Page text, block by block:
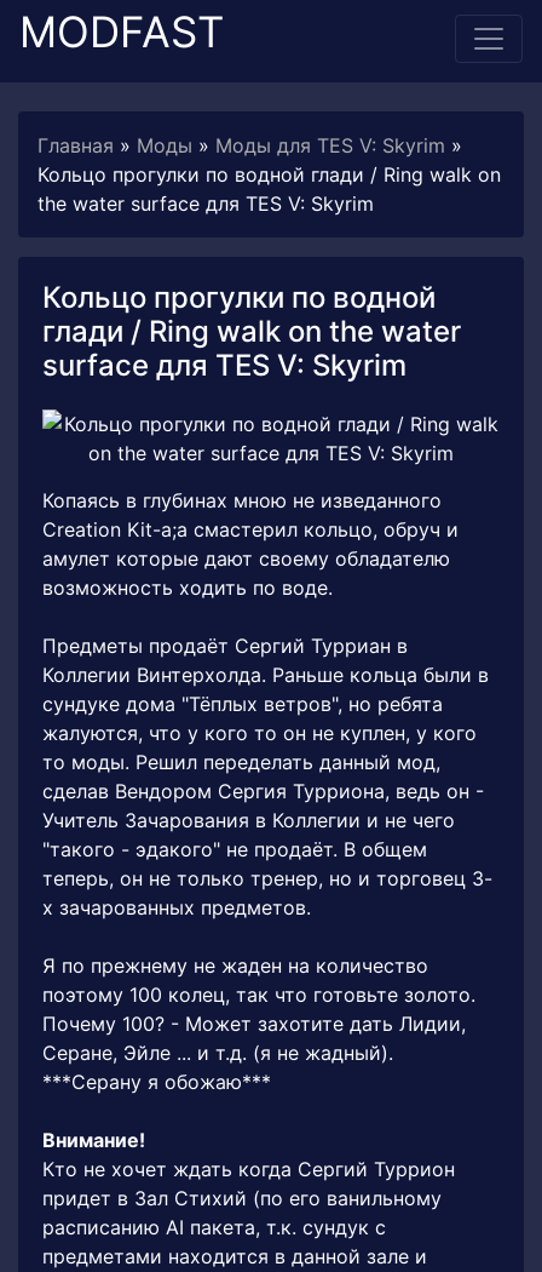
MODFAST
Главная » Моды » Моды для TES V: Skyrim »
Кольцо прогулки по водной глади / Ring walk on
the water surface для TES V: Skyrim
Кольцо прогулки по водной
глади / Ring walk on the water
surface для TES V: Skyrim
Копаясь в глубинах мною не изведанного
Creation Kit-а;a смастерил кольцо, обруч и
амулет которые дают своему обладателю
возможность ходить по воде.
Предметы продаёт Сергий Турриан в
Коллегии Винтерхолда. Раньше кольца были в
сундуке дома "Тёплых ветров", но ребята
жалуются, что у кого то он не куплен, у кого
то моды. Решил переделать данный мод,
сделав Вендором Сергия Турриона, ведь он -
Учитель Зачарования в Коллегии и не чего
"такого - эдакого" не продаёт. В общем
теперь, он не только тренер, но и торговец 3-
х зачарованных предметов.
Я по прежнему не жаден на количество
поэтому 100 колец, так что готовьте золото.
Почему 100? - Может захотите дать Лидии,
Серане, Эйле ... и т.д. (я не жадный).
***Серану я обожаю***
Внимание!
Кто не хочет ждать когда Сергий Туррион
придет в Зал Стихий (по его ванильному
расписанию AI пакета, т.к. сундук с
предметами находится в данной зале и